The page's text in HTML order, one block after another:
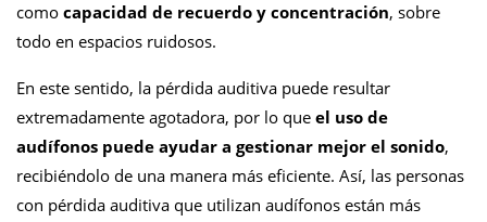
como capacidad de recuerdo y concentración, sobre
todo en espacios ruidosos.
En este sentido, la pérdida auditiva puede resultar
extremadamente agotadora, por lo que el uso de
audífonos puede ayudar a gestionar mejor el sonido,
recibiéndolo de una manera más eficiente. Así, las personas
con pérdida auditiva que utilizan audífonos están más